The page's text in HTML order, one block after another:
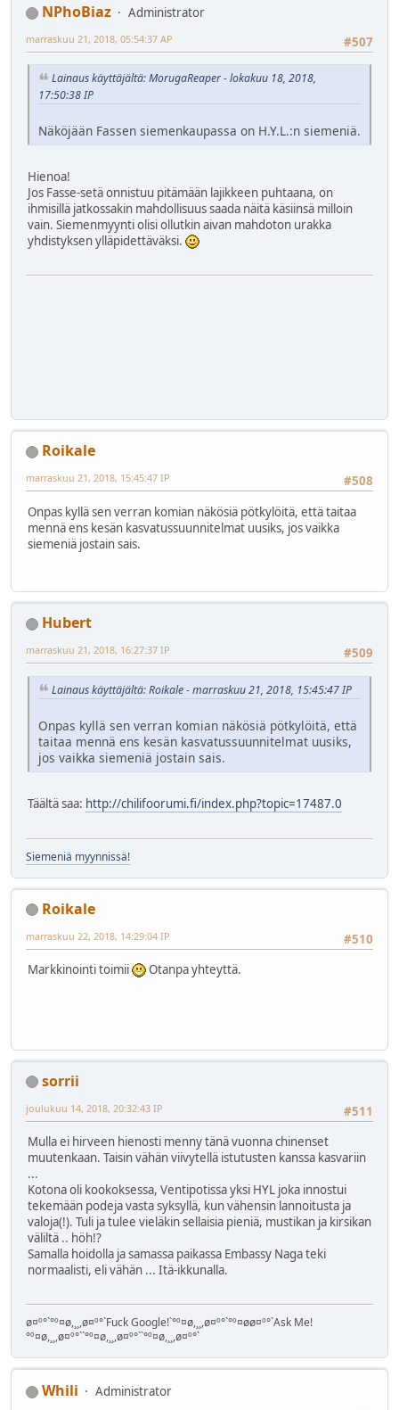
NPhoBiaz
Administrator
#507
marraskuu 21, 2018, 05:54:37 AP
Lainaus käyttäjältä: MorugaReaper - lokakuu 18, 2018,
17:50:38 IP
Näköjään Fassen siemenkaupassa on H.Y.L.:n siemeniä.
Hienoa!
Jos Fasse-setä onnistuu pitämään lajikkeen puhtaana, on
ihmisillä jatkossakin mahdollisuus saada näitä käsiinsä milloin
vain. Siemenmyynti olisi ollutkin aivan mahdoton urakka
yhdistyksen ylläpidettäväksi.
Roikale
#508
marraskuu 21, 2018, 15:45:47 IP
Onpas kyllä sen verran komian näkösiä pötkylöitä, että taitaa
mennä ens kesän kasvatussuunnitelmat uusiks, jos vaikka
siemeniä jostain sais.
Hubert
#509
marraskuu 21, 2018, 16:27:37 IP
Lainaus käyttäjältä: Roikale - marraskuu 21, 2018, 15:45:47 IP
Onpas kyllä sen verran komian näkösiä pötkylöitä, että
taitaa mennä ens kesän kasvatussuunnitelmat uusiks,
jos vaikka siemeniä jostain sais.
Täältä saa: http://chilifoorumi.fi/index.php?topic=17487.0
Siemeniä myynnissä!
Roikale
#510
marraskuu 22, 2018, 14:29:04 IP
Markkinointi toimii Otanpa yhteyttä.
sorrii
#511
joulukuu 14, 2018, 20:32:43 IP
Mulla ei hirveen hienosti menny tänä vuonna chinenset
muutenkaan. Taisin vähän viivytellä istutusten kanssa kasvariin
...
Kotona oli kookoksessa, Ventipotissa yksi HYL joka innostui
tekemään podeja vasta syksyllä, kun vähensin lannoitusta ja
valoja(!). Tuli ja tulee vieläkin sellaisia pieniä, mustikan ja kirsikan
väliltä .. höh!?
Samalla hoidolla ja samassa paikassa Embassy Naga teki
normaalisti, eli vähän ... Itä-ikkunalla.
ø¤º°`°º¤ø,¸¸,ø¤º°`Fuck Google!`°º¤ø,¸¸,ø¤º°`°º¤øø¤º°`Ask Me!
°º¤ø,¸¸,ø¤º°``°º¤ø,¸¸,ø¤º°``°º¤ø,¸¸,ø¤º°`
Whili
Administrator